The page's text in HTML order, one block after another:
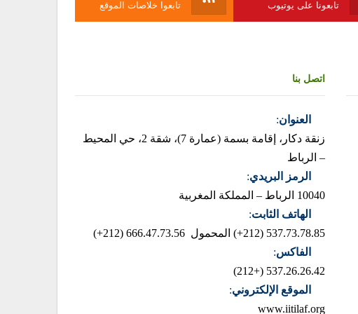
تابعونا على يوتيوب تابعوا خلاصات الموقع
اتصل بنا
العنوان:
زنقة دكار، إقامة بسمة (عمارة 7)، شقة 2، حي المحيط
– الرباط
الرمز البريدي:
10040 الرباط – المملكة المغربية
الهاتف الثابت:
537.73.78.85 (212+)
المحمول 666.47.73.56 (212+)
الفاكس:
537.26.26.42 (+212)
الموقع الإلكتروني:
www.iitilaf.org